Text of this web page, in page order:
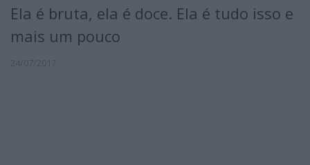
Ela é bruta, ela é doce. Ela é tudo isso e
mais um pouco